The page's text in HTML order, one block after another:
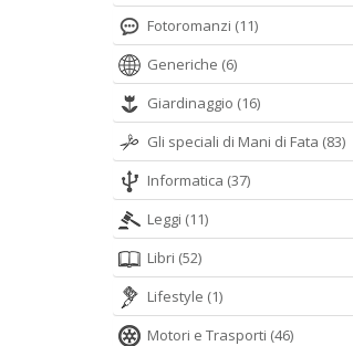
Fotoromanzi (11)
Generiche (6)
Giardinaggio (16)
Gli speciali di Mani di Fata (83)
Informatica (37)
Leggi (11)
Libri (52)
Lifestyle (1)
Motori e Trasporti (46)